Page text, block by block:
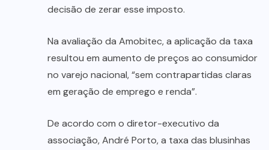
decisão de zerar esse imposto.
Na avaliação da Amobitec, a aplicação da taxa
resultou em aumento de preços ao consumidor
no varejo nacional, “sem contrapartidas claras
em geração de emprego e renda”.
De acordo com o diretor-executivo da
associação, André Porto, a taxa das blusinhas